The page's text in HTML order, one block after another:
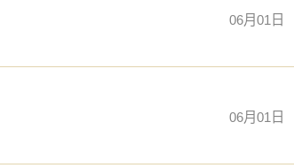
06月01日
06月01日